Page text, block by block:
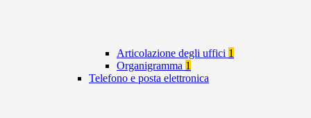
Articolazione degli uffici 1
Organigramma 1
Telefono e posta elettronica